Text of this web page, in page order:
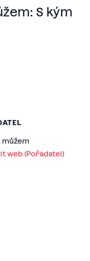
S kým
můžem
web (Pořadatel)